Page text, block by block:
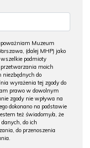
Muzeum
(dalej MHP) jako
podmioty
przetwarzania moich
niezbędnych do
wyrażenia tej zgody do
prawo w dowolnym
zgody nie wpływa na
dokonano na podstawie
też świadomy/a, że
do ich
do przenoszenia